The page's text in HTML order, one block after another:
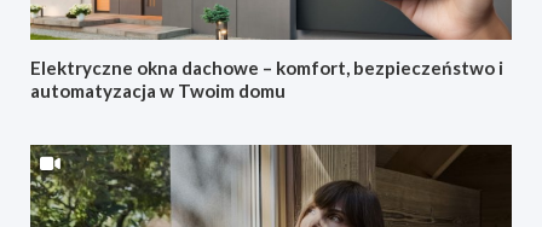
Elektryczne okna dachowe – komfort, bezpieczeństwo i
automatyzacja w Twoim domu